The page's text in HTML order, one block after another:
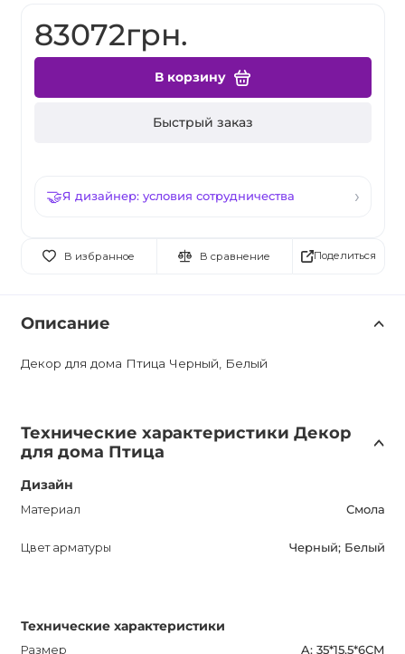
83072грн.
В корзину
Быстрый заказ
Я дизайнер: условия сотрудничества
В избранное В сравнение Поделиться
Описание
Декор для дома Птица Черный, Белый
Технические характеристики Декор
для дома Птица
Дизайн
Материал Смола
Цвет арматуры Черный; Белый
Технические характеристики
Размер A: 35*15,5*6СМ